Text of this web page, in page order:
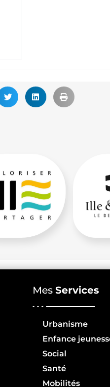
MesServices
Urbanisme
Enfance
Social
Santé
Mobilités